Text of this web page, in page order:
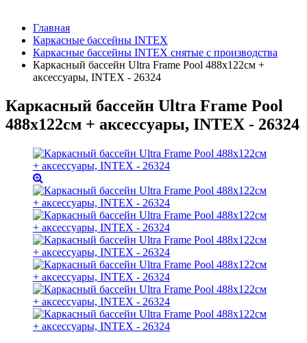
Главная
Каркасные бассейны INTEX
Каркасные бассейны INTEX снятые с производства
Каркасный бассейн Ultra Frame Pool 488х122см +
аксессуары, INTEX - 26324
Каркасный бассейн Ultra Frame Pool
488х122см + аксессуары, INTEX - 26324